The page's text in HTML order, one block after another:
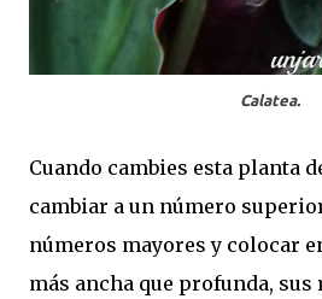
Calatea.
Cuando cambies esta planta
cambiar a un número
números mayores y colocar
más ancha que profunda, sus